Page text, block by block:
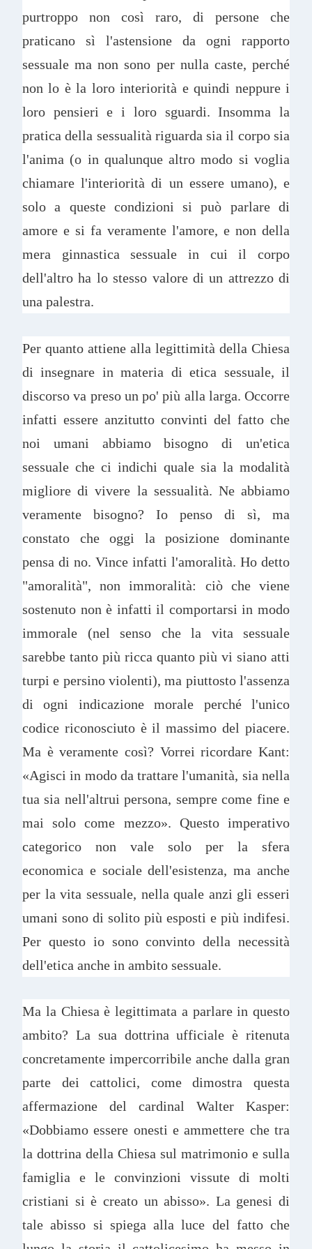
purtroppo non così raro, di persone che
praticano sì l'astensione da ogni rapporto
sessuale ma non sono per nulla caste, perché
non lo è la loro interiorità e quindi neppure i
loro pensieri e i loro sguardi. Insomma la
pratica della sessualità riguarda sia il corpo sia
l'anima (o in qualunque altro modo si voglia
chiamare l'interiorità di un essere umano), e
solo a queste condizioni si può parlare di
amore e si fa veramente l'amore, e non della
mera ginnastica sessuale in cui il corpo
dell'altro ha lo stesso valore di un attrezzo di
una palestra.
Per quanto attiene alla legittimità della Chiesa
di insegnare in materia di etica sessuale, il
discorso va preso un po' più alla larga. Occorre
infatti essere anzitutto convinti del fatto che
noi umani abbiamo bisogno di un'etica
sessuale che ci indichi quale sia la modalità
migliore di vivere la sessualità. Ne abbiamo
veramente bisogno? Io penso di sì, ma
constato che oggi la posizione dominante
pensa di no. Vince infatti l'amoralità. Ho detto
"amoralità", non immoralità: ciò che viene
sostenuto non è infatti il comportarsi in modo
immorale (nel senso che la vita sessuale
sarebbe tanto più ricca quanto più vi siano atti
turpi e persino violenti), ma piuttosto l'assenza
di ogni indicazione morale perché l'unico
codice riconosciuto è il massimo del piacere.
Ma è veramente così? Vorrei ricordare Kant:
«Agisci in modo da trattare l'umanità, sia nella
tua sia nell'altrui persona, sempre come fine e
mai solo come mezzo». Questo imperativo
categorico non vale solo per la sfera
economica e sociale dell'esistenza, ma anche
per la vita sessuale, nella quale anzi gli esseri
umani sono di solito più esposti e più indifesi.
Per questo io sono convinto della necessità
dell'etica anche in ambito sessuale.
Ma la Chiesa è legittimata a parlare in questo
ambito? La sua dottrina ufficiale è ritenuta
concretamente impercorribile anche dalla gran
parte dei cattolici, come dimostra questa
affermazione del cardinal Walter Kasper:
«Dobbiamo essere onesti e ammettere che tra
la dottrina della Chiesa sul matrimonio e sulla
famiglia e le convinzioni vissute di molti
cristiani si è creato un abisso». La genesi di
tale abisso si spiega alla luce del fatto che